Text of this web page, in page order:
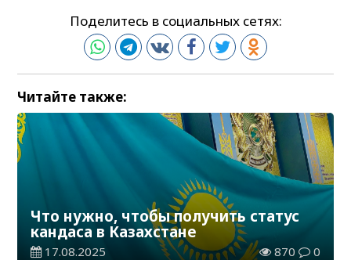
Поделитесь в социальных сетях:
Читайте также:
Что нужно, чтобы получить статус
кандаса в Казахстане
17.08.2025 870 0